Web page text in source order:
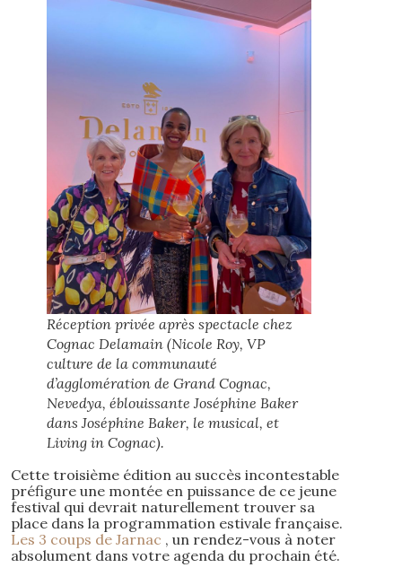
Réception privée après spectacle chez
Cognac Delamain (Nicole Roy, VP
culture de la communauté
d’agglomération de Grand Cognac,
Nevedya, éblouissante Joséphine Baker
dans Joséphine Baker, le musical, et
Living in Cognac).
Cette troisième édition au succès incontestable
préfigure une montée en puissance de ce jeune
festival qui devrait naturellement trouver sa
place dans la programmation estivale française.
Les 3 coups de Jarnac , un rendez-vous à noter
absolument dans votre agenda du prochain été.